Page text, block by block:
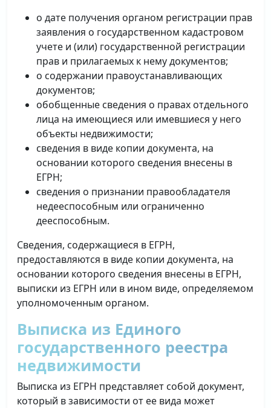
о дате получения органом регистрации прав
заявления о государственном кадастровом
учете и (или) государственной регистрации
прав и прилагаемых к нему документов;
о содержании правоустанавливающих
документов;
обобщенные сведения о правах отдельного
лица на имеющиеся или имевшиеся у него
объекты недвижимости;
сведения в виде копии документа, на
основании которого сведения внесены в
ЕГРН;
сведения о признании правообладателя
недееспособным или ограниченно
дееспособным.
Сведения, содержащиеся в ЕГРН,
предоставляются в виде копии документа, на
основании которого сведения внесены в ЕГРН,
выписки из ЕГРН или в ином виде, определяемом
уполномоченным органом.
Выписка из Единого
государственного реестра
недвижимости
Выписка из ЕГРН представляет собой документ,
который в зависимости от ее вида может